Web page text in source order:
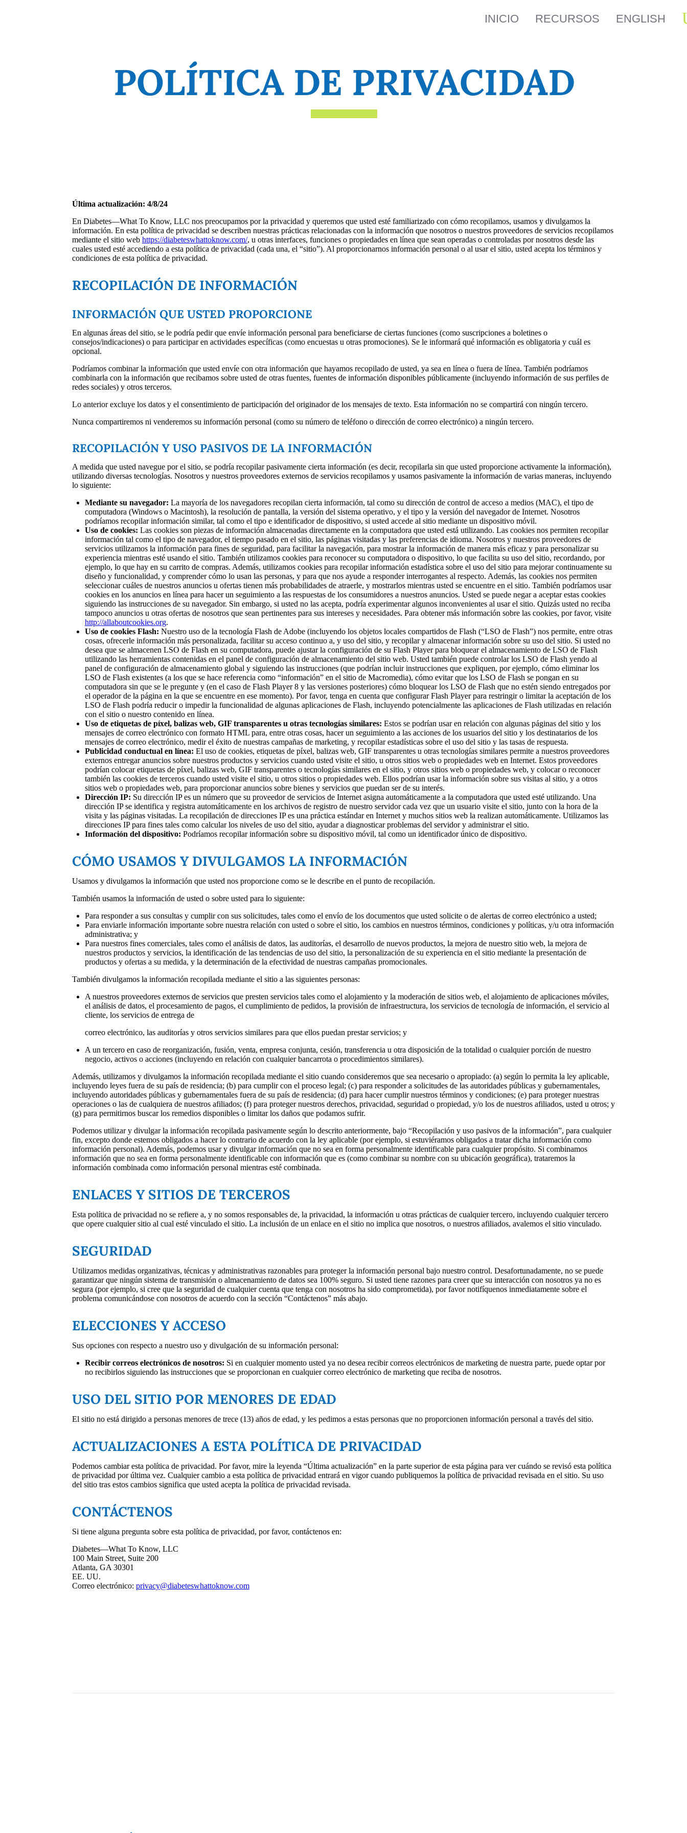
INICIO RECURSOS ENGLISH
POLÍTICA DE PRIVACIDAD
Última actualización: 4/8/24
En Diabetes—What To Know, LLC nos preocupamos por la privacidad y queremos que usted esté familiarizado con cómo recopilamos, usamos y divulgamos la
información. En esta política de privacidad se describen nuestras prácticas relacionadas con la información que nosotros o nuestros proveedores de servicios recopilamos
mediante el sitio web https://diabeteswhattoknow.com/, u otras interfaces, funciones o propiedades en línea que sean operadas o controladas por nosotros desde las
cuales usted esté accediendo a esta política de privacidad (cada una, el “sitio”). Al proporcionarnos información personal o al usar el sitio, usted acepta los términos y
condiciones de esta política de privacidad.
RECOPILACIÓN DE INFORMACIÓN
INFORMACIÓN QUE USTED PROPORCIONE
En algunas áreas del sitio, se le podría pedir que envíe información personal para beneficiarse de ciertas funciones (como suscripciones a boletines o
consejos/indicaciones) o para participar en actividades específicas (como encuestas u otras promociones). Se le informará qué información es obligatoria y cuál es
opcional.
Podríamos combinar la información que usted envíe con otra información que hayamos recopilado de usted, ya sea en línea o fuera de línea. También podríamos
combinarla con la información que recibamos sobre usted de otras fuentes, fuentes de información disponibles públicamente (incluyendo información de sus perfiles de
redes sociales) y otros terceros.
Lo anterior excluye los datos y el consentimiento de participación del originador de los mensajes de texto. Esta información no se compartirá con ningún tercero.
Nunca compartiremos ni venderemos su información personal (como su número de teléfono o dirección de correo electrónico) a ningún tercero.
RECOPILACIÓN Y USO PASIVOS DE LA INFORMACIÓN
A medida que usted navegue por el sitio, se podría recopilar pasivamente cierta información (es decir, recopilarla sin que usted proporcione activamente la información),
utilizando diversas tecnologías. Nosotros y nuestros proveedores externos de servicios recopilamos y usamos pasivamente la información de varias maneras, incluyendo
lo siguiente:
Mediante su navegador: La mayoría de los navegadores recopilan cierta información, tal como su dirección de control de acceso a medios (MAC), el tipo de
computadora (Windows o Macintosh), la resolución de pantalla, la versión del sistema operativo, y el tipo y la versión del navegador de Internet. Nosotros
podríamos recopilar información similar, tal como el tipo e identificador de dispositivo, si usted accede al sitio mediante un dispositivo móvil.
Uso de cookies: Las cookies son piezas de información almacenadas directamente en la computadora que usted está utilizando. Las cookies nos permiten recopilar
información tal como el tipo de navegador, el tiempo pasado en el sitio, las páginas visitadas y las preferencias de idioma. Nosotros y nuestros proveedores de
servicios utilizamos la información para fines de seguridad, para facilitar la navegación, para mostrar la información de manera más eficaz y para personalizar su
experiencia mientras esté usando el sitio. También utilizamos cookies para reconocer su computadora o dispositivo, lo que facilita su uso del sitio, recordando, por
ejemplo, lo que hay en su carrito de compras. Además, utilizamos cookies para recopilar información estadística sobre el uso del sitio para mejorar continuamente su
diseño y funcionalidad, y comprender cómo lo usan las personas, y para que nos ayude a responder interrogantes al respecto. Además, las cookies nos permiten
seleccionar cuáles de nuestros anuncios u ofertas tienen más probabilidades de atraerle, y mostrarlos mientras usted se encuentre en el sitio. También podríamos usar
cookies en los anuncios en línea para hacer un seguimiento a las respuestas de los consumidores a nuestros anuncios. Usted se puede negar a aceptar estas cookies
siguiendo las instrucciones de su navegador. Sin embargo, si usted no las acepta, podría experimentar algunos inconvenientes al usar el sitio. Quizás usted no reciba
tampoco anuncios u otras ofertas de nosotros que sean pertinentes para sus intereses y necesidades. Para obtener más información sobre las cookies, por favor, visite
http://allaboutcookies.org.
Uso de cookies Flash: Nuestro uso de la tecnología Flash de Adobe (incluyendo los objetos locales compartidos de Flash (“LSO de Flash”) nos permite, entre otras
cosas, ofrecerle información más personalizada, facilitar su acceso continuo a, y uso del sitio, y recopilar y almacenar información sobre su uso del sitio. Si usted no
desea que se almacenen LSO de Flash en su computadora, puede ajustar la configuración de su Flash Player para bloquear el almacenamiento de LSO de Flash
utilizando las herramientas contenidas en el panel de configuración de almacenamiento del sitio web. Usted también puede controlar los LSO de Flash yendo al
panel de configuración de almacenamiento global y siguiendo las instrucciones (que podrían incluir instrucciones que expliquen, por ejemplo, cómo eliminar los
LSO de Flash existentes (a los que se hace referencia como “información” en el sitio de Macromedia), cómo evitar que los LSO de Flash se pongan en su
computadora sin que se le pregunte y (en el caso de Flash Player 8 y las versiones posteriores) cómo bloquear los LSO de Flash que no estén siendo entregados por
el operador de la página en la que se encuentre en ese momento). Por favor, tenga en cuenta que configurar Flash Player para restringir o limitar la aceptación de los
LSO de Flash podría reducir o impedir la funcionalidad de algunas aplicaciones de Flash, incluyendo potencialmente las aplicaciones de Flash utilizadas en relación
con el sitio o nuestro contenido en línea.
Uso de etiquetas de píxel, balizas web, GIF transparentes u otras tecnologías similares: Estos se podrían usar en relación con algunas páginas del sitio y los
mensajes de correo electrónico con formato HTML para, entre otras cosas, hacer un seguimiento a las acciones de los usuarios del sitio y los destinatarios de los
mensajes de correo electrónico, medir el éxito de nuestras campañas de marketing, y recopilar estadísticas sobre el uso del sitio y las tasas de respuesta.
Publicidad conductual en línea: El uso de cookies, etiquetas de píxel, balizas web, GIF transparentes u otras tecnologías similares permite a nuestros proveedores
externos entregar anuncios sobre nuestros productos y servicios cuando usted visite el sitio, u otros sitios web o propiedades web en Internet. Estos proveedores
podrían colocar etiquetas de píxel, balizas web, GIF transparentes o tecnologías similares en el sitio, y otros sitios web o propiedades web, y colocar o reconocer
también las cookies de terceros cuando usted visite el sitio, u otros sitios o propiedades web. Ellos podrían usar la información sobre sus visitas al sitio, y a otros
sitios web o propiedades web, para proporcionar anuncios sobre bienes y servicios que puedan ser de su interés.
Dirección IP: Su dirección IP es un número que su proveedor de servicios de Internet asigna automáticamente a la computadora que usted esté utilizando. Una
dirección IP se identifica y registra automáticamente en los archivos de registro de nuestro servidor cada vez que un usuario visite el sitio, junto con la hora de la
visita y las páginas visitadas. La recopilación de direcciones IP es una práctica estándar en Internet y muchos sitios web la realizan automáticamente. Utilizamos las
direcciones IP para fines tales como calcular los niveles de uso del sitio, ayudar a diagnosticar problemas del servidor y administrar el sitio.
Información del dispositivo: Podríamos recopilar información sobre su dispositivo móvil, tal como un identificador único de dispositivo.
CÓMO USAMOS Y DIVULGAMOS LA INFORMACIÓN
Usamos y divulgamos la información que usted nos proporcione como se le describe en el punto de recopilación.
También usamos la información de usted o sobre usted para lo siguiente:
Para responder a sus consultas y cumplir con sus solicitudes, tales como el envío de los documentos que usted solicite o de alertas de correo electrónico a usted;
Para enviarle información importante sobre nuestra relación con usted o sobre el sitio, los cambios en nuestros términos, condiciones y políticas, y/u otra información
administrativa; y
Para nuestros fines comerciales, tales como el análisis de datos, las auditorías, el desarrollo de nuevos productos, la mejora de nuestro sitio web, la mejora de
nuestros productos y servicios, la identificación de las tendencias de uso del sitio, la personalización de su experiencia en el sitio mediante la presentación de
productos y ofertas a su medida, y la determinación de la efectividad de nuestras campañas promocionales.
También divulgamos la información recopilada mediante el sitio a las siguientes personas:
A nuestros proveedores externos de servicios que presten servicios tales como el alojamiento y la moderación de sitios web, el alojamiento de aplicaciones móviles,
el análisis de datos, el procesamiento de pagos, el cumplimiento de pedidos, la provisión de infraestructura, los servicios de tecnología de información, el servicio al
cliente, los servicios de entrega de
correo electrónico, las auditorías y otros servicios similares para que ellos puedan prestar servicios; y
A un tercero en caso de reorganización, fusión, venta, empresa conjunta, cesión, transferencia u otra disposición de la totalidad o cualquier porción de nuestro
negocio, activos o acciones (incluyendo en relación con cualquier bancarrota o procedimientos similares).
Además, utilizamos y divulgamos la información recopilada mediante el sitio cuando consideremos que sea necesario o apropiado: (a) según lo permita la ley aplicable,
incluyendo leyes fuera de su país de residencia; (b) para cumplir con el proceso legal; (c) para responder a solicitudes de las autoridades públicas y gubernamentales,
incluyendo autoridades públicas y gubernamentales fuera de su país de residencia; (d) para hacer cumplir nuestros términos y condiciones; (e) para proteger nuestras
operaciones o las de cualquiera de nuestros afiliados; (f) para proteger nuestros derechos, privacidad, seguridad o propiedad, y/o los de nuestros afiliados, usted u otros; y
(g) para permitirnos buscar los remedios disponibles o limitar los daños que podamos sufrir.
Podemos utilizar y divulgar la información recopilada pasivamente según lo descrito anteriormente, bajo “Recopilación y uso pasivos de la información”, para cualquier
fin, excepto donde estemos obligados a hacer lo contrario de acuerdo con la ley aplicable (por ejemplo, si estuviéramos obligados a tratar dicha información como
información personal). Además, podemos usar y divulgar información que no sea en forma personalmente identificable para cualquier propósito. Si combinamos
información que no sea en forma personalmente identificable con información que es (como combinar su nombre con su ubicación geográfica), trataremos la
información combinada como información personal mientras esté combinada.
ENLACES Y SITIOS DE TERCEROS
Esta política de privacidad no se refiere a, y no somos responsables de, la privacidad, la información u otras prácticas de cualquier tercero, incluyendo cualquier tercero
que opere cualquier sitio al cual esté vinculado el sitio. La inclusión de un enlace en el sitio no implica que nosotros, o nuestros afiliados, avalemos el sitio vinculado.
SEGURIDAD
Utilizamos medidas organizativas, técnicas y administrativas razonables para proteger la información personal bajo nuestro control. Desafortunadamente, no se puede
garantizar que ningún sistema de transmisión o almacenamiento de datos sea 100% seguro. Si usted tiene razones para creer que su interacción con nosotros ya no es
segura (por ejemplo, si cree que la seguridad de cualquier cuenta que tenga con nosotros ha sido comprometida), por favor notifíquenos inmediatamente sobre el
problema comunicándose con nosotros de acuerdo con la sección “Contáctenos” más abajo.
ELECCIONES Y ACCESO
Sus opciones con respecto a nuestro uso y divulgación de su información personal:
Recibir correos electrónicos de nosotros: Si en cualquier momento usted ya no desea recibir correos electrónicos de marketing de nuestra parte, puede optar por
no recibirlos siguiendo las instrucciones que se proporcionan en cualquier correo electrónico de marketing que reciba de nosotros.
USO DEL SITIO POR MENORES DE EDAD
El sitio no está dirigido a personas menores de trece (13) años de edad, y les pedimos a estas personas que no proporcionen información personal a través del sitio.
ACTUALIZACIONES A ESTA POLÍTICA DE PRIVACIDAD
Podemos cambiar esta política de privacidad. Por favor, mire la leyenda “Última actualización” en la parte superior de esta página para ver cuándo se revisó esta política
de privacidad por última vez. Cualquier cambio a esta política de privacidad entrará en vigor cuando publiquemos la política de privacidad revisada en el sitio. Su uso
del sitio tras estos cambios significa que usted acepta la política de privacidad revisada.
CONTÁCTENOS
Si tiene alguna pregunta sobre esta política de privacidad, por favor, contáctenos en:
Diabetes—What To Know, LLC
100 Main Street, Suite 200
Atlanta, GA 30301
EE. UU.
Correo electrónico: privacy@diabeteswhattoknow.com